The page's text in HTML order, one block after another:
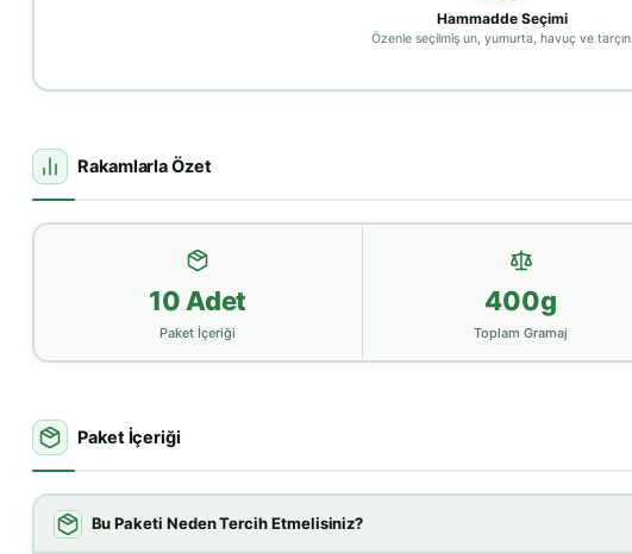
Hammadde Seçimi
Özenle seçilmiş un, yumurta, havuç ve tarçın.
Rakamlarla Özet
10 Adet
Paket İçeriği
400g
Toplam Gramaj
Paket İçeriği
Bu Paketi Neden Tercih Etmelisiniz?